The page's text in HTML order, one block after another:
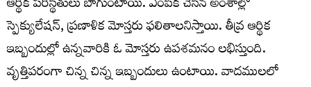
స్పెక్యులేషన్‌, ప్రణాళిక మోస్తరు ఫలితాలనిస్తాయి. తీవ్ర ఆర్థిక
ఇబ్బందుల్లో ఉన్నవారికి ఓ మోస్తరు ఉపశమనం లభిస్తుంది.
వృత్తిపరంగా చిన్న చిన్న ఇబ్బందులు ఉంటాయి. వాదములలో